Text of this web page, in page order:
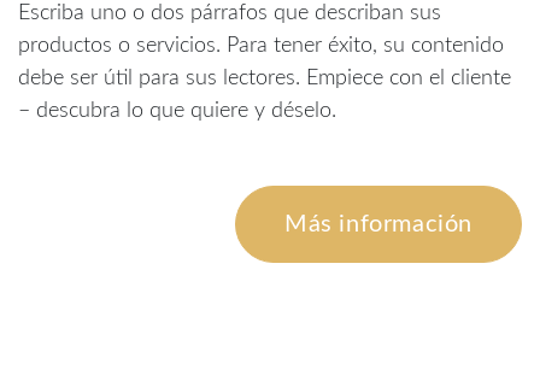
Escriba uno o dos párrafos que describan sus
productos o servicios. Para tener éxito, su contenido
debe ser útil para sus lectores. Empiece con el cliente
– descubra lo que quiere y déselo.
Más información